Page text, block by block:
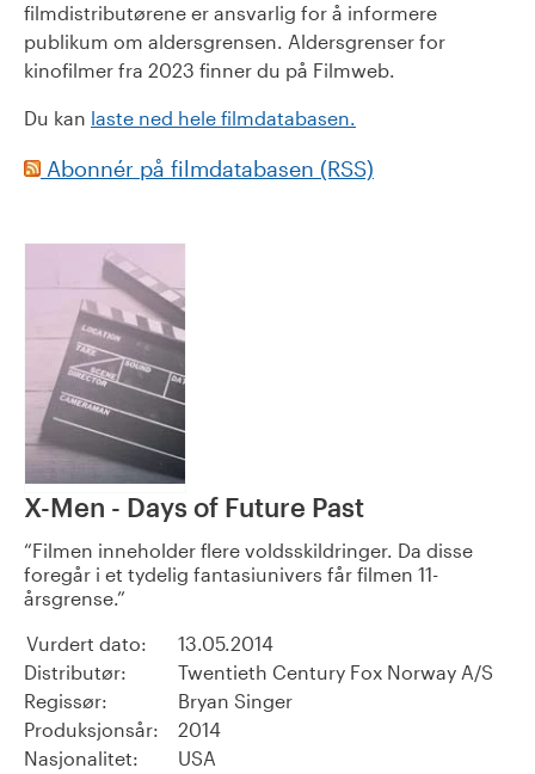
filmdistributørene er ansvarlig for å informere
publikum om aldersgrensen. Aldersgrenser for
kinofilmer fra 2023 finner du på Filmweb.
Du kan laste ned hele filmdatabasen.
Abonnér på filmdatabasen (RSS)
X-Men - Days of Future Past
Filmen inneholder flere voldsskildringer. Da disse
foregår i et tydelig fantasiunivers får filmen 11-
årsgrense.
Vurdert dato:
13.05.2014
Distributør:
Twentieth Century Fox Norway A/S
Regissør:
Bryan Singer
Produksjonsår:
2014
Nasjonalitet:
USA